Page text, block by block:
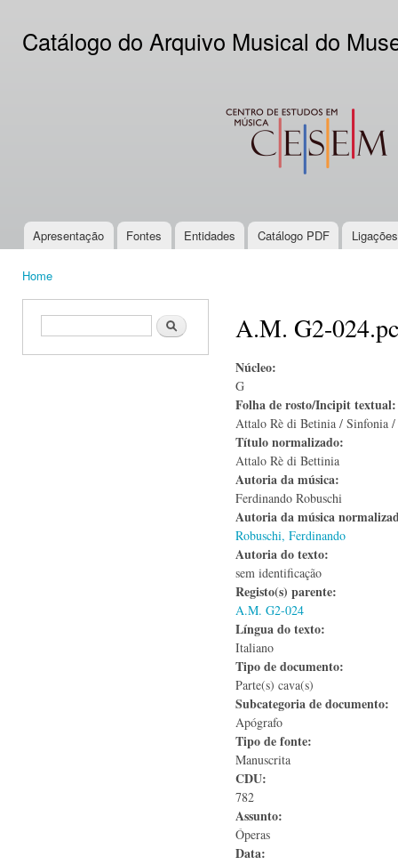
Catálogo do Arquivo Musical do
CESEM
Main menu
Apresentação Fontes Entidades Catálogo PDF
Home
Search form Search A.M. G2-024.pc
Núcleo:
G
Folha de rosto/Incipit
Attalo Rè di Betinia / Sinfonia /
Título normalizado:
Attalo Rè di Bettinia
Autoria da música:
Ferdinando Robuschi
Autoria da música
Robuschi, Ferdinando
Autoria do texto:
sem identificação
Registo(s) parente:
A.M. G2-024
Língua do texto:
Italiano
Tipo de documento:
Parte(s) cava(s)
Subcategoria de documento:
Apógrafo
Tipo de fonte:
Manuscrita
CDU:
782
Assunto:
Óperas
Data: